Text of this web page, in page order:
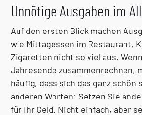
Unnötige Ausgaben im
Auf den ersten Blick machen
wie Mittagessen im Restaurant,
Zigaretten nicht so viel aus.
Jahresende zusammenrechnen,
häufig, dass sich das ganz schön
anderen Worten: Setzen Sie
für Ihr Geld. Nicht einfach, aber